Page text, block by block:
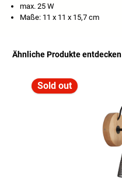
max. 25 W
Maße: 11 x 11 x 15,7 cm
Ähnliche Produkte entdecken
Sold out